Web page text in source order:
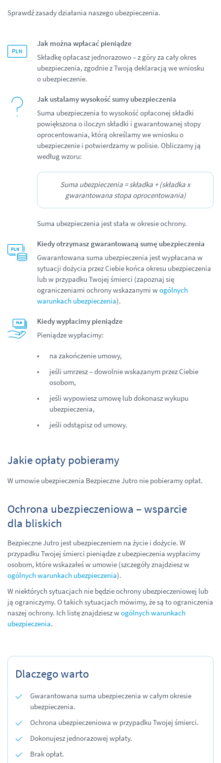
Sprawdź zasady działania naszego ubezpieczenia.
Jak można wpłacać pieniądze
Składkę opłacasz jednorazowo – z góry za cały okres
ubezpieczenia, zgodnie z Twoją deklaracją we wniosku
o ubezpieczenie.
Jak ustalamy wysokość sumy ubezpieczenia
Suma ubezpieczenia to wysokość opłaconej składki
powiększona o iloczyn składki i gwarantowanej stopy
oprocentowania, którą określamy we wniosku o
ubezpieczenie i potwierdzamy w polisie. Obliczamy ją
według wzoru:
Suma ubezpieczenia = składka + (składka x
gwarantowana stopa oprocentowania)
Suma ubezpieczenia jest stała w okresie ochrony.
Kiedy otrzymasz gwarantowaną sumę ubezpieczenia
Gwarantowana suma ubezpieczenia jest wypłacana w
sytuacji dożycia przez Ciebie końca okresu ubezpieczenia
lub w przypadku Twojej śmierci (zapoznaj się
ograniczeniami ochrony wskazanymi wogólnych
warunkach ubezpieczenia).
Kiedy wypłacimy pieniądze
Pieniądze wypłacimy:
na zakończenie umowy,
jeśli umrzesz – dowolnie wskazanym przez Ciebie
osobom,
jeśli wypowiesz umowę lub dokonasz wykupu
ubezpieczenia,
jeśli odstąpisz od umowy.
Jakie opłaty pobieramy
W umowie ubezpieczenia Bezpieczne Jutro nie pobieramy opłat.
Ochrona ubezpieczeniowa – wsparcie
dla bliskich
Bezpieczne Jutro jest ubezpieczeniem na życie i dożycie. W
przypadku Twojej śmierci pieniądze z ubezpieczenia wypłacimy
osobom, które wskazałeś w umowie (szczegóły znajdziesz w
ogólnych warunkach ubezpieczenia).
W niektórych sytuacjach nie będzie ochrony ubezpieczeniowej lub
ją ograniczymy. O takich sytuacjach mówimy, że są to ograniczenia
naszej ochrony. Ich listę znajdziesz wogólnych warunkach
ubezpieczenia.
Dlaczego warto
Gwarantowana suma ubezpieczenia w całym okresie
ubezpieczenia.
Ochrona ubezpieczeniowa w przypadku Twojej śmierci.
Dokonujesz jednorazowej wpłaty.
Brak opłat.